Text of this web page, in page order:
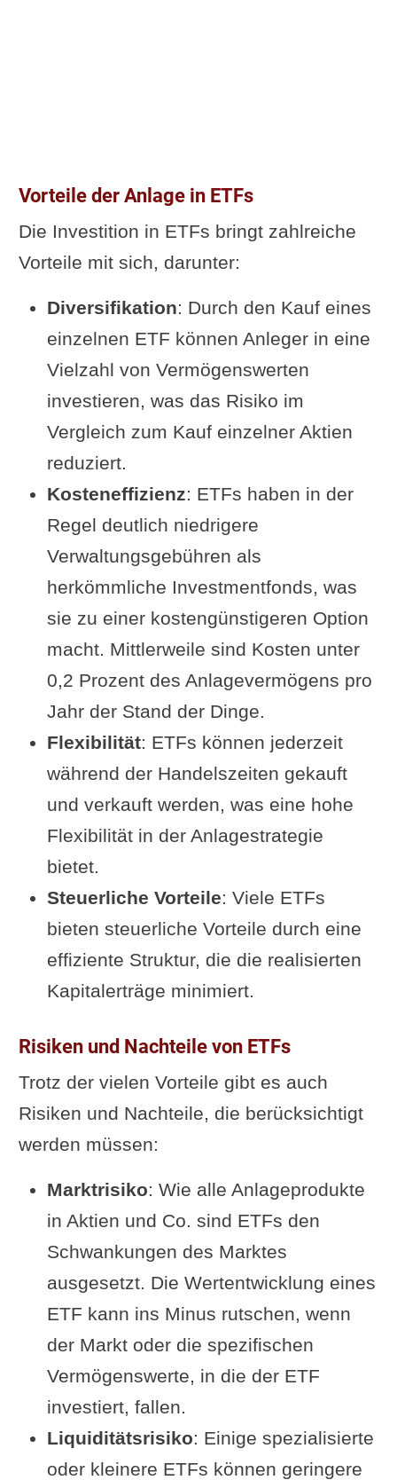
Vorteile der Anlage in ETFs
Die Investition in ETFs bringt zahlreiche
Vorteile mit sich, darunter:
Diversifikation: Durch den Kauf eines
einzelnen ETF können Anleger in eine
Vielzahl von Vermögenswerten
investieren, was das Risiko im
Vergleich zum Kauf einzelner Aktien
reduziert.
Kosteneffizienz: ETFs haben in der
Regel deutlich niedrigere
Verwaltungsgebühren als
herkömmliche Investmentfonds, was
sie zu einer kostengünstigeren Option
macht. Mittlerweile sind Kosten unter
0,2 Prozent des Anlagevermögens pro
Jahr der Stand der Dinge.
Flexibilität: ETFs können jederzeit
während der Handelszeiten gekauft
und verkauft werden, was eine hohe
Flexibilität in der Anlagestrategie
bietet.
Steuerliche Vorteile: Viele ETFs
bieten steuerliche Vorteile durch eine
effiziente Struktur, die die realisierten
Kapitalerträge minimiert.
Risiken und Nachteile von ETFs
Trotz der vielen Vorteile gibt es auch
Risiken und Nachteile, die berücksichtigt
werden müssen:
Marktrisiko: Wie alle Anlageprodukte
in Aktien und Co. sind ETFs den
Schwankungen des Marktes
ausgesetzt. Die Wertentwicklung eines
ETF kann ins Minus rutschen, wenn
der Markt oder die spezifischen
Vermögenswerte, in die der ETF
investiert, fallen.
Liquiditätsrisiko: Einige spezialisierte
oder kleinere ETFs können geringere